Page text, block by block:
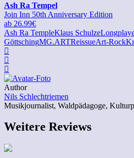
Ash Ra Tempel
Join Inn 50th Anniversary Edition
ab 26.99€
Ash Ra TempleKlaus Schulze
GöttschingMG.ARTReissueArt-Rock
Author
Nils Schlechtriemen
Musikjournalist, Waldpädagoge,
Weitere Reviews